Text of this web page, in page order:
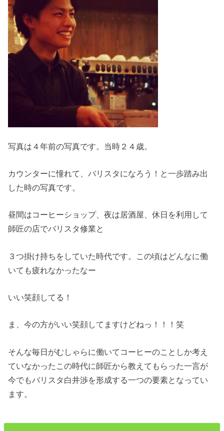
写真は４年前の写真です。当時２４歳。
カウンターに憧れて、バリスタになろう！と一歩踏み出
した時の写真です。
昼間はコーヒーショップ、夜は居酒屋、休日を利用して
師匠の店でバリスタ修業と
３つ掛け持ちをしていた時代です。この頃はどんなに働
いても疲れなかったなー
いい笑顔してる！
ま、今の方がいい笑顔してますけどねっ！！！笑
そんな毎日がむしゃらに働いてコーヒーのことしか考え
ていなかったこの時代に師匠から教えてもらった一言が
今でもバリスタ白井渉を形成する一つの要素となってい
ます。